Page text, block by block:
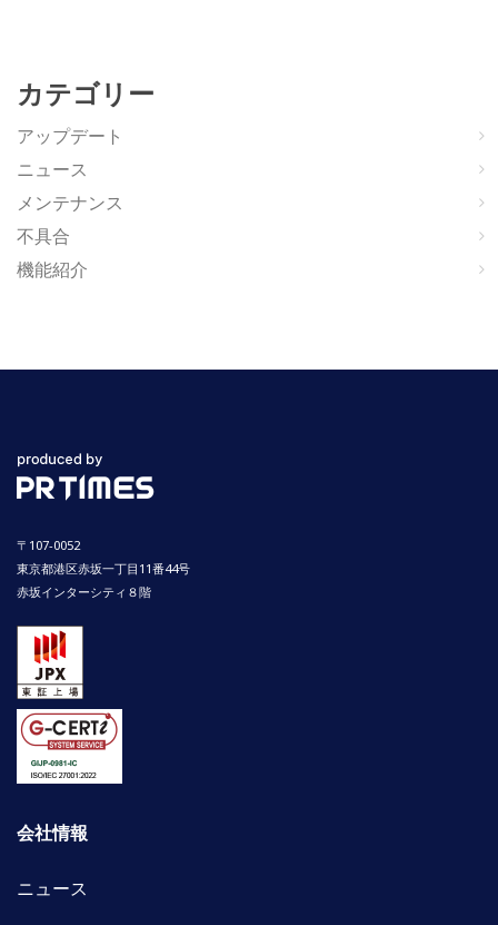
カテゴリー
アップデート
ニュース
メンテナンス
不具合
機能紹介
〒107-0052
東京都港区赤坂一丁目11番44号
赤坂インターシティ８階
会社情報
ニュース